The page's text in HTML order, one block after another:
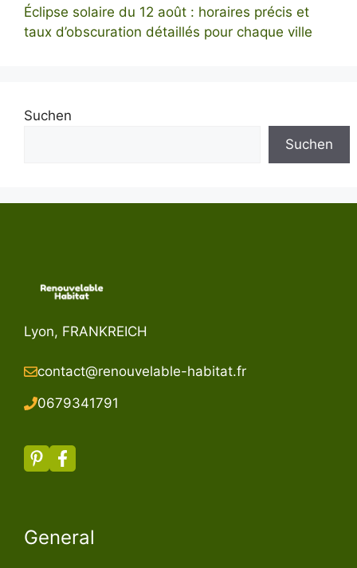
Éclipse solaire du 12 août : horaires précis et
taux d’obscuration détaillés pour chaque ville
Suchen
Suchen
Lyon, FRANKREICH
contact@renouvelable-habitat.fr
0679341791
General